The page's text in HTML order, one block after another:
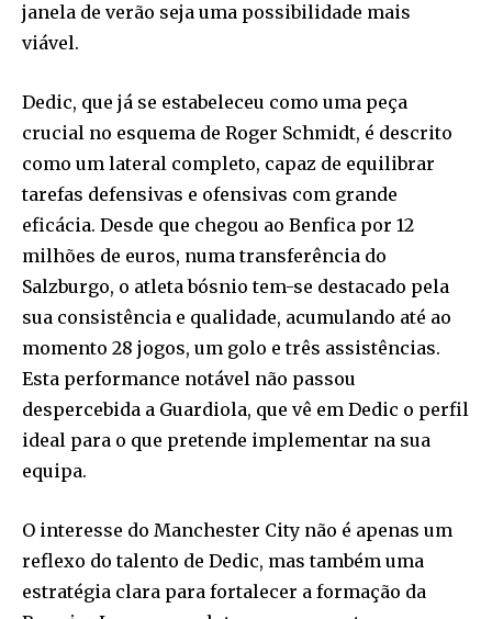
janela de verão seja uma possibilidade mais
viável.
Dedic, que já se estabeleceu como uma peça
crucial no esquema de Roger Schmidt, é descrito
como um lateral completo, capaz de equilibrar
tarefas defensivas e ofensivas com grande
eficácia. Desde que chegou ao Benfica por 12
milhões de euros, numa transferência do
Salzburgo, o atleta bósnio tem-se destacado pela
sua consistência e qualidade, acumulando até ao
momento 28 jogos, um golo e três assistências.
Esta performance notável não passou
despercebida a Guardiola, que vê em Dedic o perfil
ideal para o que pretende implementar na sua
equipa.
O interesse do Manchester City não é apenas um
reflexo do talento de Dedic, mas também uma
estratégia clara para fortalecer a formação da